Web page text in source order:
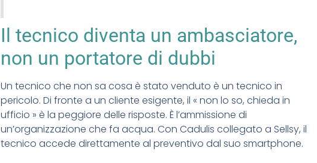
Il tecnico diventa un ambasciatore,
non un portatore di dubbi
Un tecnico che non sa cosa è stato venduto è un tecnico in
pericolo. Di fronte a un cliente esigente, il « non lo so, chieda in
ufficio » è la peggiore delle risposte. È l’ammissione di
un’organizzazione che fa acqua. Con Cadulis collegato a Sellsy, il
tecnico accede direttamente al preventivo dal suo smartphone.